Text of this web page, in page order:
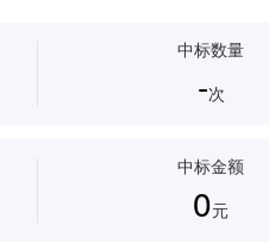
中标数量
-次
中标金额
0元